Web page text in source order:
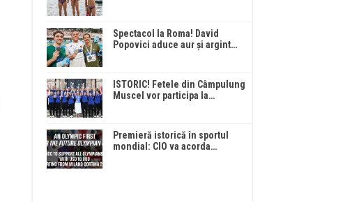
Spectacol la Roma! David
Popovici aduce aur și argint…
ISTORIC! Fetele din Câmpulung
Muscel vor participa la…
Premieră istorică în sportul
mondial: CIO va acorda…